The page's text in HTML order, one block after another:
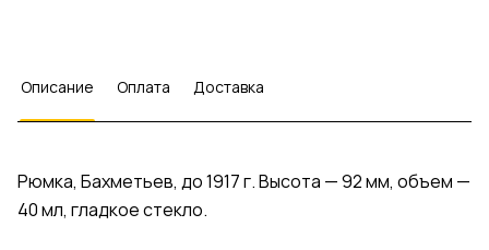
Описание Оплата Доставка
Рюмка, Бахметьев, до 1917 г. Высота — 92 мм, объем —
40 мл, гладкое стекло.